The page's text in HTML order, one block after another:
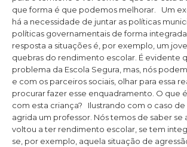
que forma é que podemos melhorar. Um
há a necessidade de juntar as políticas
políticas governamentais de forma
resposta a situações é, por exemplo, um
quebras do rendimento escolar. É evidente
problema da Escola Segura, mas, nós
e com os parceiros sociais, olhar para essa
procurar fazer esse enquadramento. O que
com esta criança? Ilustrando com o caso de
agrida um professor. Nós temos de saber se
voltou a ter rendimento escolar, se tem
se, por exemplo, aquela situação de